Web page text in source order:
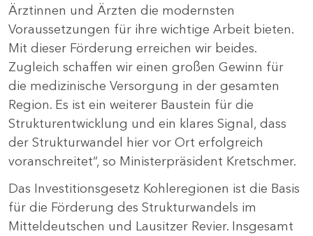
Ärztinnen und Ärzten die modernsten
Voraussetzungen für ihre wichtige Arbeit bieten.
Mit dieser Förderung erreichen wir beides.
Zugleich schaffen wir einen großen Gewinn für
die medizinische Versorgung in der gesamten
Region. Es ist ein weiterer Baustein für die
Strukturentwicklung und ein klares Signal, dass
der Strukturwandel hier vor Ort erfolgreich
voranschreitet“, so Ministerpräsident Kretschmer.
Das Investitionsgesetz Kohleregionen ist die Basis
für die Förderung des Strukturwandels im
Mitteldeutschen und Lausitzer Revier. Insgesamt